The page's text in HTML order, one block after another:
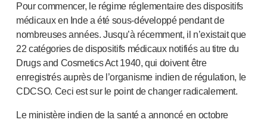
B Corp
UN Global Compact Sponsorship
Développement de Witney
Innovate UK
Actualités
Articles
Presse
Pour commencer, le régime réglementaire des dispositifs
médicaux en Inde a été sous-développé pendant de
nombreuses années. Jusqu’à récemment, il n’existait que
22 catégories de dispositifs médicaux notifiés au titre du
Drugs and Cosmetics Act 1940, qui doivent être
enregistrés auprès de l’organisme indien de régulation, le
CDCSO. Ceci est sur le point de changer radicalement.
Le ministère indien de la santé a annoncé en octobre